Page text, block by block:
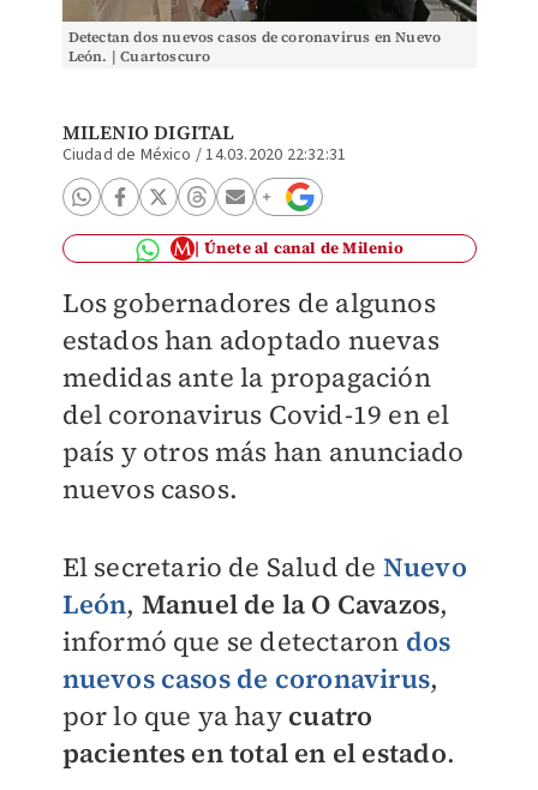
Detectan dos nuevos casos de coronavirus en Nuevo
León. | Cuartoscuro
MILENIO DIGITAL
Ciudad de México /14.03.2020 22:32:31
Únete al canal de Milenio
Los gobernadores de algunos
estados han adoptado nuevas
medidas ante la propagación
del coronavirus Covid-19 en el
país y otros más han anunciado
nuevos casos.
El secretario de Salud de Nuevo
León, Manuel de la O Cavazos,
informó que se detectaron dos
nuevos casosde coronavirus,
por lo que ya hay cuatro
pacientes en total en el estado.